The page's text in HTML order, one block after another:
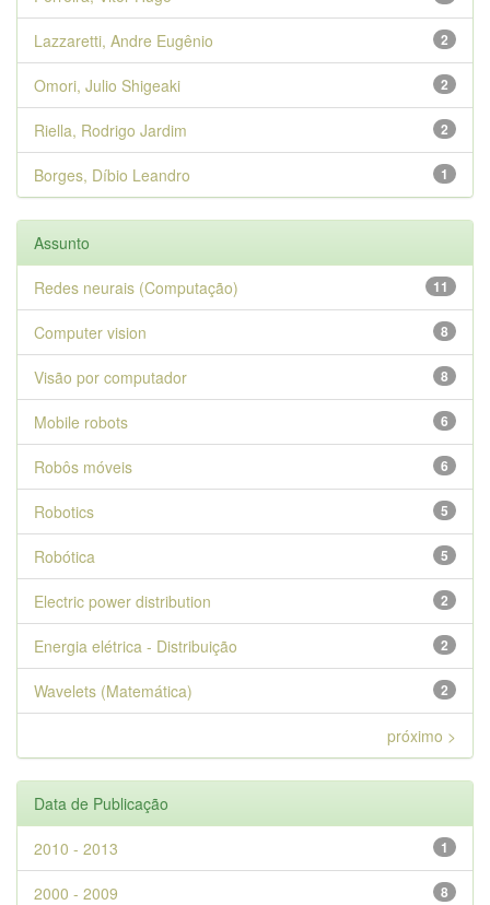
2
Lazzaretti, Andre Eugênio
2
Omori, Julio Shigeaki
2
Riella, Rodrigo Jardim
1
Borges, Díbio Leandro
Assunto
11
Redes neurais (Computação)
8
Computer vision
8
Visão por computador
6
Mobile robots
6
Robôs móveis
5
Robotics
5
Robótica
2
Electric power distribution
2
Energia elétrica - Distribuição
2
Wavelets (Matemática)
próximo >
Data de Publicação
1
2010 - 2013
8
2000 - 2009